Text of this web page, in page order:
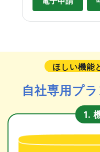
ほしい機能
自社専用プ
1.